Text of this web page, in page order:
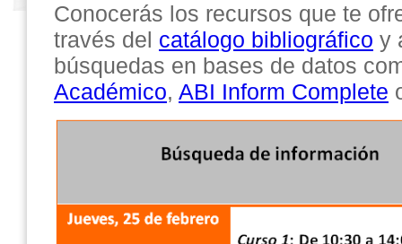
Conocerás los recursos que te
través del catálogo bibliográfico y
búsquedas en bases de datos
Académico, ABI Inform Complete